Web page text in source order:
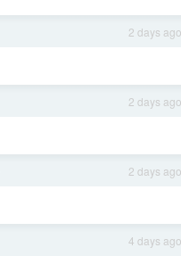
2 days ago
2 days ago
2 days ago
4 days ago